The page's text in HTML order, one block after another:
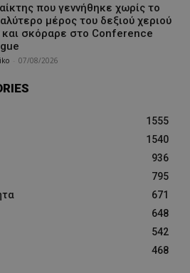
που γεννήθηκε χωρίς το
μέρος του δεξιού χεριού
και σκόραρε στο Conference
07/08/2026
1555
1540
936
795
671
648
542
468